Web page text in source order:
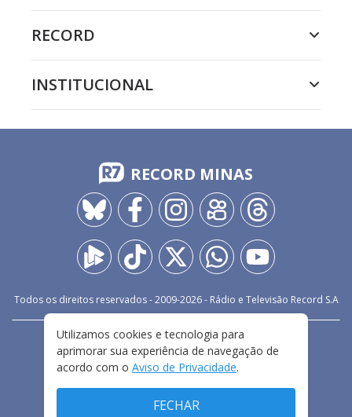
RECORD
INSTITUCIONAL
RECORD MINAS
Todos os direitos reservados - 2009-2026- Rádio e Televisão Record S.A
FALE CONOSCO
PRIVACIDADE
TERMOS E CONDIÇÕES DE USO
Utilizamos cookies e tecnologia para
aprimorar sua experiência de navegação de
acordo com o Aviso de Privacidade.
FECHAR